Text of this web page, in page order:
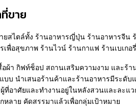
ขาย
ยสไตล์ทั้ง ร้านอาหารญี่ปุ่น ร้านอาหารจีน
เพื่อสุขภาพ ร้านไวน์ ร้านกาแฟ ร้านเบเก
ผ้า กิฟท์ช็อป สถานเสริมความงาม และร้า
แบบ นำเสนอร้านค้าและร้านอาหารมีระดั
ที่อาศัยและทำงานอยู่ในหลังสวนและละแ
ลาย คัดสรรมาแล้วเพื่อกลุ่มเป้าหมาย